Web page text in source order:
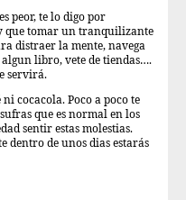
peor, te lo digo por
que tomar un tranquilizante
distraer la mente, navega
libro, vete de tiendas….
servirá.
cocacola. Poco a poco te
que es normal en los
sentir estas molestias.
dentro de unos dias estarás